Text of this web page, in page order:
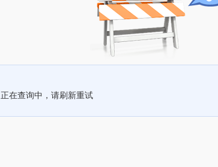
正在查询中，请刷新重试